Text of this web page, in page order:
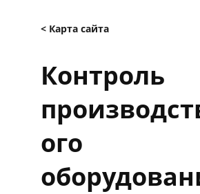
< Карта сайта
Контроль
ого